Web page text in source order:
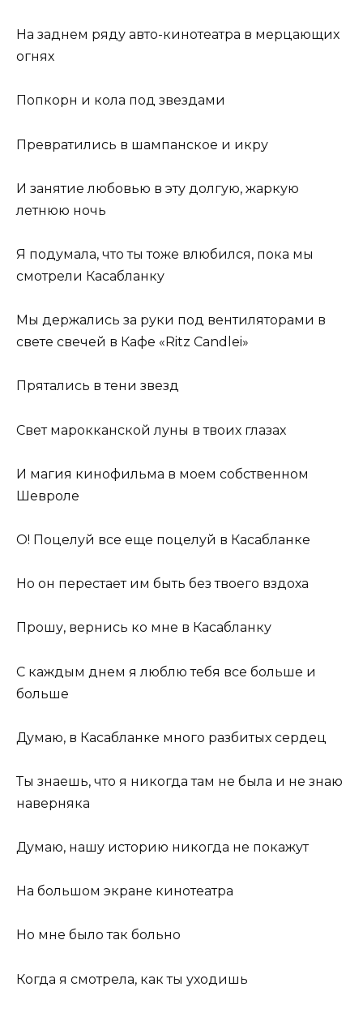
На заднем ряду авто-кинотеатра в мерцающих
огнях
Попкорн и кола под звездами
Превратились в шампанское и икру
И занятие любовью в эту долгую, жаркую
летнюю ночь
Я подумала, что ты тоже влюбился, пока мы
смотрели Касабланку
Мы держались за руки под вентиляторами в
свете свечей в Кафе «Ritz Candlei»
Прятались в тени звезд
Свет марокканской луны в твоих глазах
И магия кинофильма в моем собственном
Шевроле
О! Поцелуй все еще поцелуй в Касабланке
Но он перестает им быть без твоего вздоха
Прошу, вернись ко мне в Касабланку
С каждым днем я люблю тебя все больше и
больше
Думаю, в Касабланке много разбитых сердец
Ты знаешь, что я никогда там не была и не знаю
наверняка
Думаю, нашу историю никогда не покажут
На большом экране кинотеатра
Но мне было так больно
Когда я смотрела, как ты уходишь